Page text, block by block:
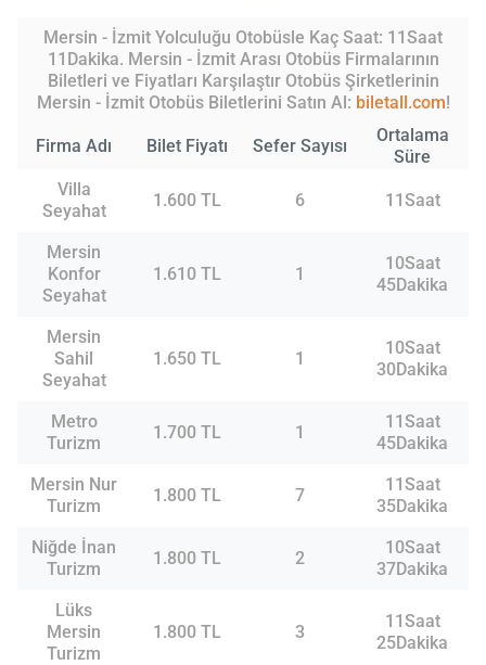
Mersin - İzmit Yolculuğu Otobüsle Kaç Saat: 11Saat
11Dakika. Mersin - İzmit Arası Otobüs Firmalarının
Biletleri ve Fiyatları Karşılaştır Otobüs Şirketlerinin
Mersin - İzmit Otobüs Biletlerini Satın Al: biletall.com!
Firma Adı Bilet Fiyatı Sefer Sayısı
Ortalama
Süre
Villa
Seyahat
1.600 TL 6 11Saat
Mersin
Konfor
Seyahat
1.610 TL 1
10Saat
45Dakika
Mersin
Sahil
Seyahat
1.650 TL 1
10Saat
30Dakika
Metro
Turizm
1.700 TL 1
11Saat
45Dakika
Mersin Nur
Turizm
1.800 TL 7
11Saat
35Dakika
Niğde İnan
Turizm
1.800 TL 2
10Saat
37Dakika
Lüks
Mersin
Turizm
1.800 TL 3
11Saat
25Dakika